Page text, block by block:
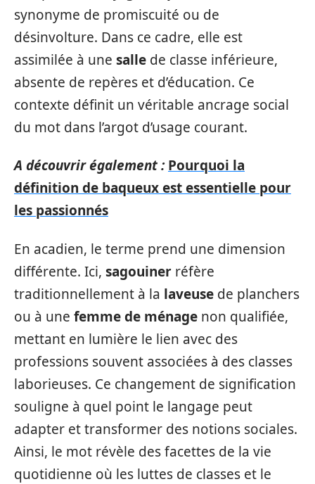
synonyme de promiscuité ou de
désinvolture. Dans ce cadre, elle est
assimilée à une salle de classe inférieure,
absente de repères et d’éducation. Ce
contexte définit un véritable ancrage social
du mot dans l’argot d’usage courant.
A découvrir également : Pourquoi la
définition de baqueux est essentielle pour
les passionnés
En acadien, le terme prend une dimension
différente. Ici, sagouiner réfère
traditionnellement à la laveuse de planchers
ou à une femme de ménage non qualifiée,
mettant en lumière le lien avec des
professions souvent associées à des classes
laborieuses. Ce changement de signification
souligne à quel point le langage peut
adapter et transformer des notions sociales.
Ainsi, le mot révèle des facettes de la vie
quotidienne où les luttes de classes et le